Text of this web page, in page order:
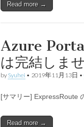
Read more →
Azure
は完結しま
by Syuhei • 2019年11月13日 •
[サマリー] ExpressRoute
Read more →